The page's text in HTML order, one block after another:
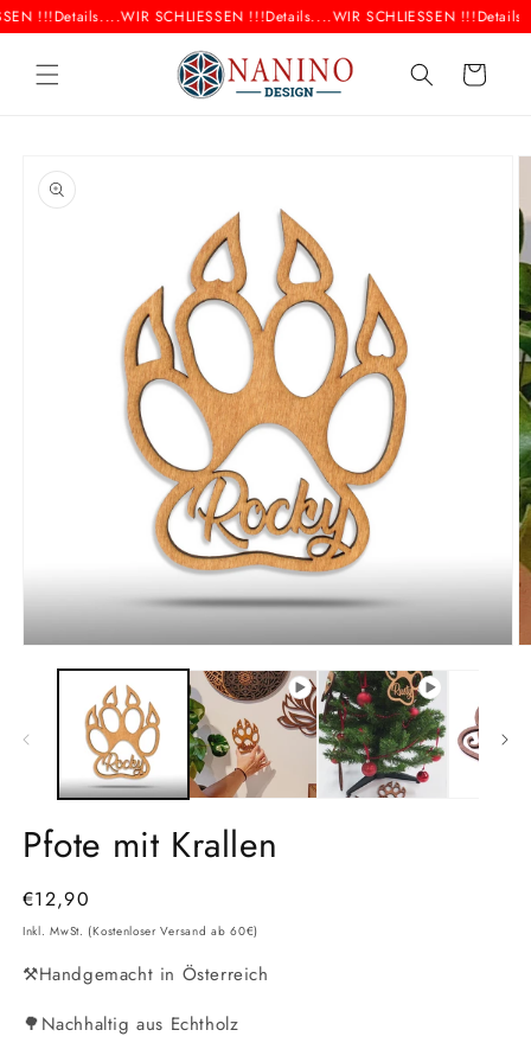
Direkt
zum
!!!Details....WIR SCHLIESSEN !!!Details....WIR SCHLIESSEN !!!
Warenkorb
Pfote mit Krallen
Normaler
Preis
€12,90
Inkl. MwSt. (Kostenloser Versand ab 60€)
⚒️Handgemacht in Österreich
🌳Nachhaltig aus Echtholz